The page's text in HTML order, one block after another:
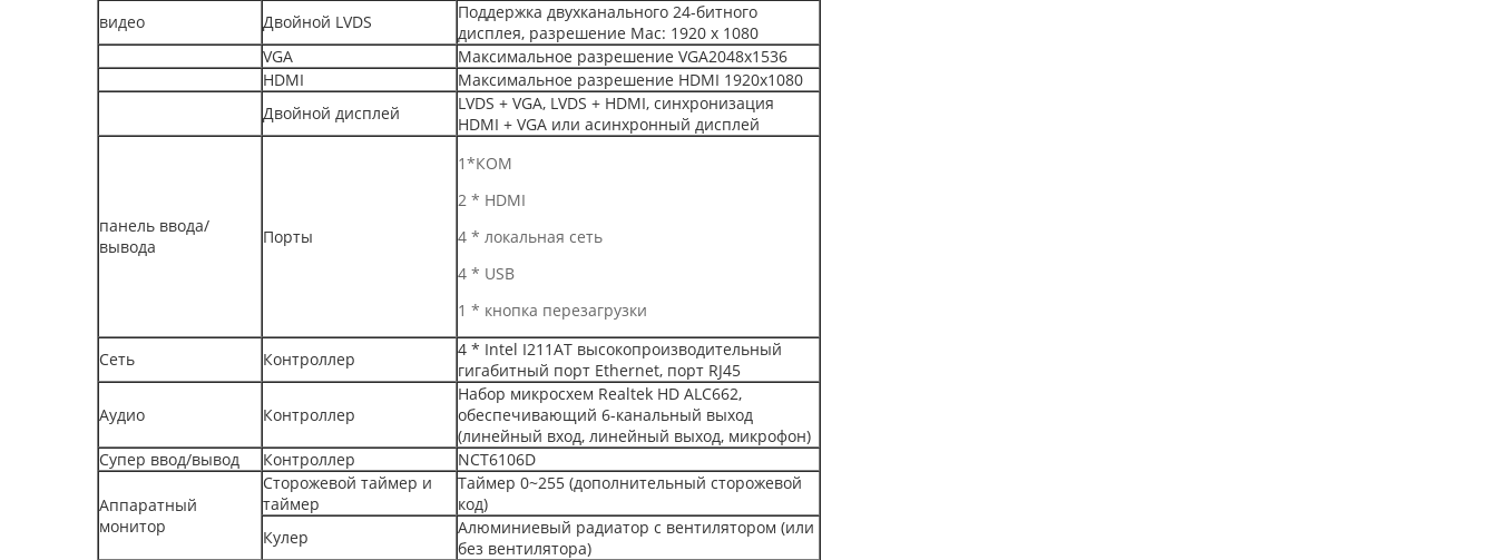
видео Двойной LVDS
Поддержка двухканального 24-битного
дисплея, разрешение Mac: 1920 x 1080
VGA
Максимальное разрешение VGA2048x1536
HDMI
Максимальное разрешение HDMI 1920x1080
Двойной дисплей
LVDS + VGA, LVDS + HDMI, синхронизация
HDMI + VGA или асинхронный дисплей
панель ввода/
вывода
Порты
1*КОМ
2 * HDMI
4 * локальная сеть
4 * USB
1 * кнопка перезагрузки
Сеть Контроллер
4 * Intel I211AT высокопроизводительный
гигабитный порт Ethernet, порт RJ45
Аудио Контроллер
Набор микросхем Realtek HD ALC662,
обеспечивающий 6-канальный выход
(линейный вход, линейный выход, микрофон)
Супер ввод/вывод
Контроллер NCT6106D
Аппаратный
монитор
Сторожевой таймер и
таймер
Таймер 0~255 (дополнительный сторожевой
код)
Кулер
Алюминиевый радиатор с вентилятором (или
без вентилятора)